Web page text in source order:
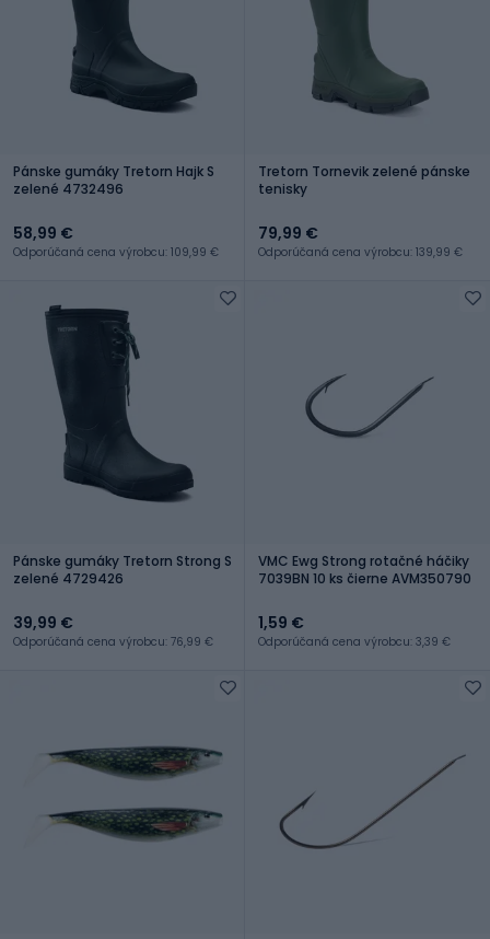
Pánske gumáky Tretorn Hajk S
zelené 4732496
58,99 €
Odporúčaná cena výrobcu: 109,99 €
Tretorn Tornevik zelené pánske
tenisky
79,99 €
Odporúčaná cena výrobcu: 139,99 €
Pánske gumáky Tretorn Strong S
zelené 4729426
39,99 €
Odporúčaná cena výrobcu: 76,99 €
VMC Ewg Strong rotačné háčiky
7039BN 10 ks čierne AVM350790
1,59 €
Odporúčaná cena výrobcu: 3,39 €